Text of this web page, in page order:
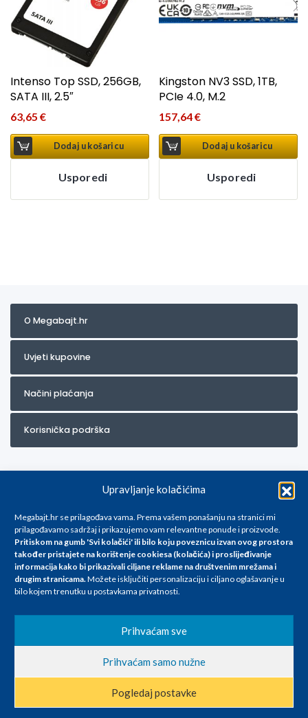
Upravljanje kolačićima
Megabajt.hr se prilagođava vama. Prema vašem ponašanju na stranici mi
prilagođavamo sadržaj i prikazujemo vam relevantne ponude i proizvode.
Pritiskom na gumb 'Svi kolačići' ili bilo koju poveznicu izvan ovog prostora
također pristajete na korištenje cookiesa (kolačića) i proslijeđivanje
informacija kako bi prikazivali ciljane reklame na društvenim mrežama i
drugim stranicama.Možete isključiti personalizaciju i ciljano oglašavanje u
bilo kojem trenutku u postavkama privatnosti.
Prihvaćam sve
Prihvaćam samo nužne
Pogledaj postavke
Intenso Top SSD, 256GB,
SATA III, 2.5″
63,65 €
Dodaj u košaricu
Usporedi
Kingston NV3 SSD, 1TB,
PCIe 4.0, M.2
157,64€
Dodaj u košaricu
Usporedi
O Megabajt.hr
Uvjeti kupovine
Načini plaćanja
Korisnička podrška
Za artikle kojih trenutno nema u ponudi obratite nam se na
info@megabajt.hr. Sve cijene su informativnog karaktera i podložne su
promjenama, a
iskazane su za avansno plaćanje(gotovina) u Eurima i uključuju PDV. Sve
se razlikovati od cijena u našim poslovnicama. Trudimo se dati što bolji
i točniji opis i sliku. Unatoč tome, ne možemo garantirati da su svi
nastale u opisu proizvoda, greške prilikom štampanja te promjene
cijena.